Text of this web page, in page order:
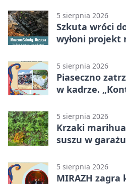
5 sierpnia 2026
Szkuta wróci
wyłoni projekt
5 sierpnia 2026
Piaseczno
w kadrze.
5 sierpnia 2026
Krzaki
suszu w
5 sierpnia 2026
MIRAZH zagra